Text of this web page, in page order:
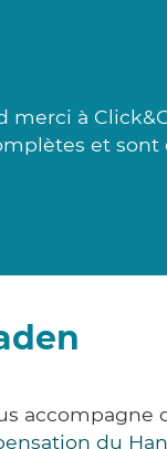
merci à
et sont
accompagne
du